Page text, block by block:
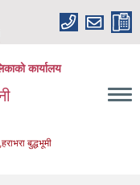
कार्यालय
बुद्धभूमी